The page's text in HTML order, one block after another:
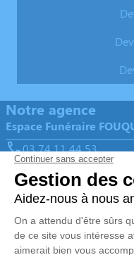
Notre agence
Espace Funéraire
03 74 11 44 53
marbrerie-
93 Rue François
4.8/5 - 239 avis
Nos Services
Organiser des obsèques